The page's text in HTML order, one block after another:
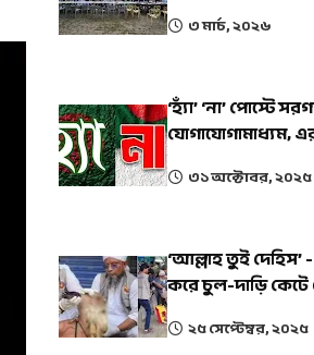
৩ মার্চ, ২০২৬
‘হ্যাঁ’ ‘না’ পোস্টে
যোগাযোগামাধ্যম,
৩১ অক্টোবর, ২০২৫
‘আল্লাহ তুই
করে চুল-দাড়ি
২৫ সেপ্টেম্বর, ২০২৫